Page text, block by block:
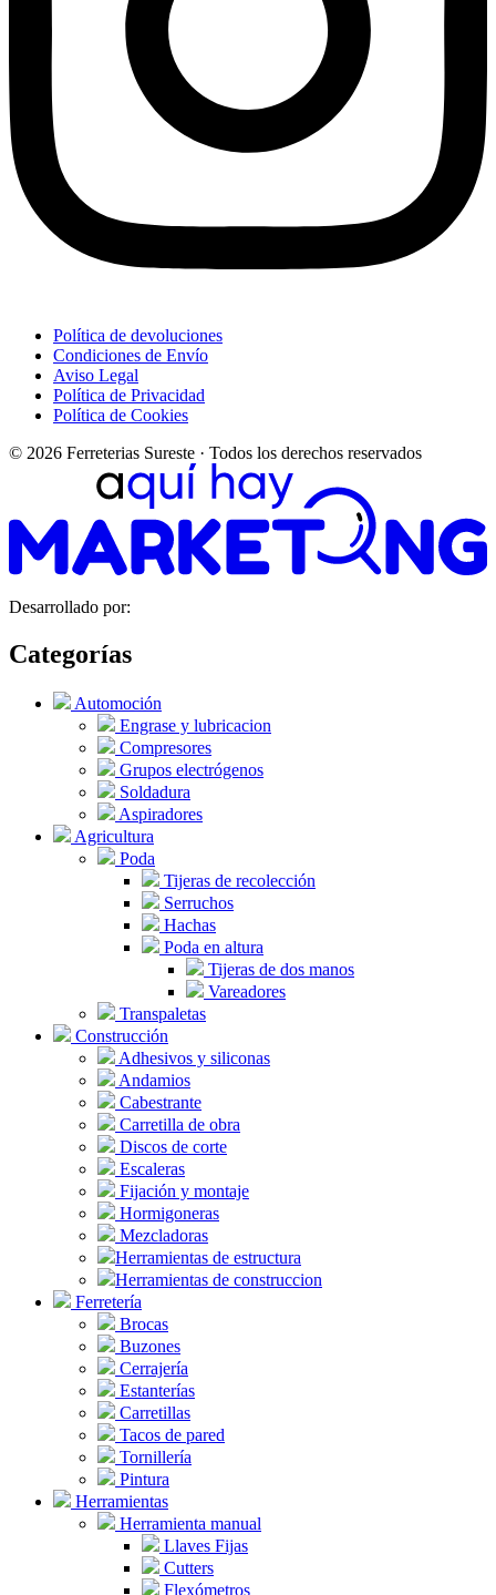
Política de devoluciones
Condiciones de Envío
Aviso Legal
Política de Privacidad
Política de Cookies
© 2026 Ferreterias Sureste · Todos los derechos reservados
Desarrollado por:
Categorías
Automoción
Engrase y lubricacion
Compresores
Grupos electrógenos
Soldadura
Aspiradores
Agricultura
Poda
Tijeras de recolección
Serruchos
Hachas
Poda en altura
Tijeras de dos manos
Vareadores
Transpaletas
Construcción
Adhesivos y siliconas
Andamios
Cabestrante
Carretilla de obra
Discos de corte
Escaleras
Fijación y montaje
Hormigoneras
Mezcladoras
Herramientas de estructura
Herramientas de construccion
Ferretería
Brocas
Buzones
Cerrajería
Estanterías
Carretillas
Tacos de pared
Tornillería
Pintura
Herramientas
Herramienta manual
Llaves Fijas
Cutters
Flexómetros